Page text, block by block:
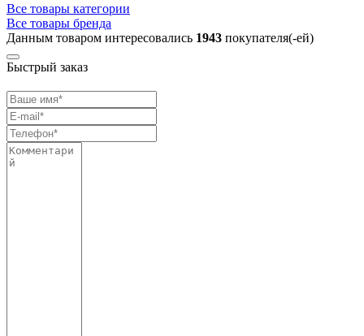
Все товары категории
Все товары бренда
Данным товаром интересовались 1943 покупателя(-ей)
Быстрый заказ